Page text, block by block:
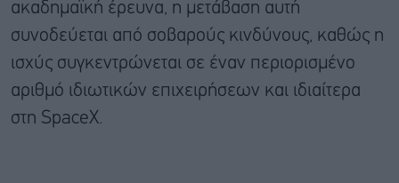
ακαδημαϊκή έρευνα, η μετάβαση αυτή
συνοδεύεται από σοβαρούς κινδύνους, καθώς η
ισχύς συγκεντρώνεται σε έναν περιορισμένο
αριθμό ιδιωτικών επιχειρήσεων και ιδιαίτερα
στη SpaceX.